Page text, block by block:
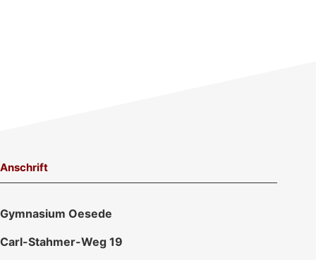
Anschrift
Gymnasium Oesede
Carl-Stahmer-Weg 19